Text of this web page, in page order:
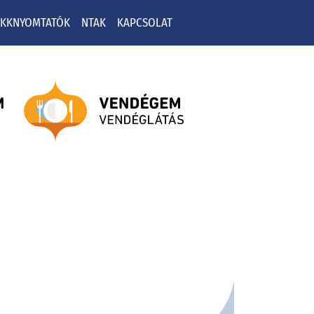
NTAK KAPCSOLAT